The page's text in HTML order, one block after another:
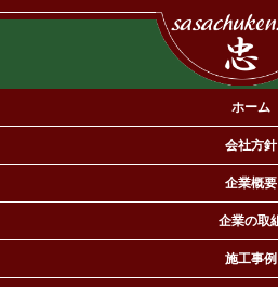
ホーム
会社方針
企業概要
企業の取
施工事例